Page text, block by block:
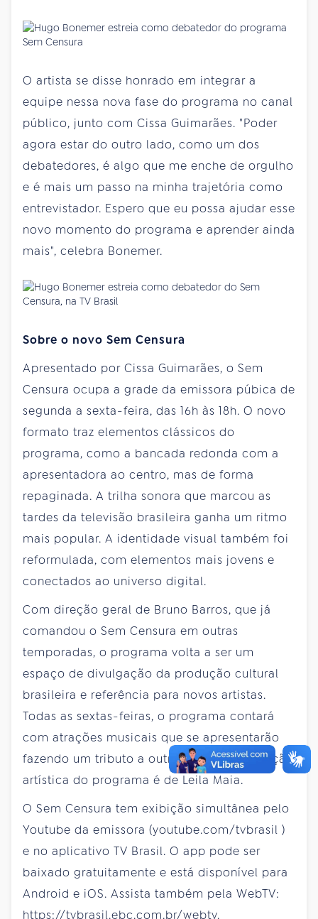
O artista se disse honrado em integrar a
equipe nessa nova fase do programa no canal
público, junto com Cissa Guimarães. "Poder
agora estar do outro lado, como um dos
debatedores, é algo que me enche de orgulho
e é mais um passo na minha trajetória como
entrevistador. Espero que eu possa ajudar esse
novo momento do programa e aprender ainda
mais", celebra Bonemer.
Sobre o novo Sem Censura
Apresentado por Cissa Guimarães, o Sem
Censura ocupa a grade da emissora púbica de
segunda a sexta-feira, das 16h às 18h. O novo
formato traz elementos clássicos do
programa, como a bancada redonda com a
apresentadora ao centro, mas de forma
repaginada. A trilha sonora que marcou as
tardes da televisão brasileira ganha um ritmo
mais popular. A identidade visual também foi
reformulada, com elementos mais jovens e
conectados ao universo digital.
Com direção geral de Bruno Barros, que já
comandou o Sem Censura em outras
temporadas, o programa volta a ser um
espaço de divulgação da produção cultural
brasileira e referência para novos artistas.
Todas as sextas-feiras, o programa contará
com atrações musicais que se apresentarão
fazendo um tributo a outros artistas. A direção
artística do programa é de Leila Maia.
O Sem Censura tem exibição simultânea pelo
Youtube da emissora (youtube.com/tvbrasil )
e no aplicativo TV Brasil. O app pode ser
baixado gratuitamente e está disponível para
Android e iOS. Assista também pela WebTV:
https://tvbrasil.ebc.com.br/webtv.